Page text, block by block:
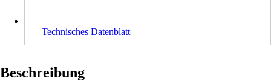
Technisches Datenblatt
Beschreibung